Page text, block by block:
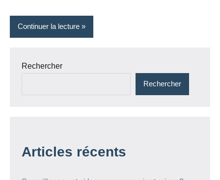
Continuer la lecture
Rechercher
Rechercher
Articles récents